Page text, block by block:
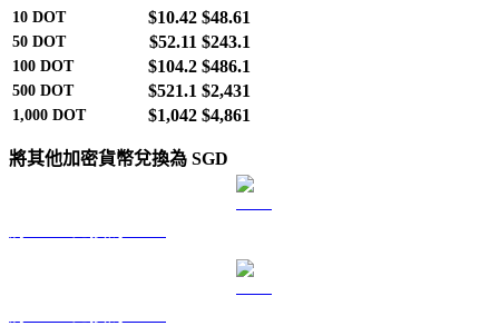
10 DOT $10.42 $48.61
50 DOT $52.11 $243.1
100 DOT $104.2 $486.1
500 DOT $521.1 $2,431
1,000 DOT $1,042 $4,861
將其他加密貨幣兌換為 SGD